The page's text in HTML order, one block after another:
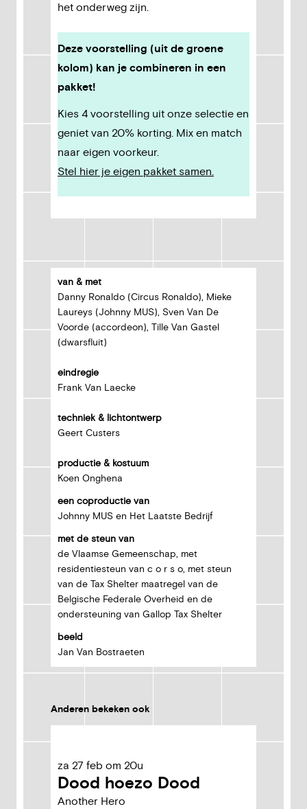
het onderweg zijn.
Deze voorstelling (uit de groene
kolom) kan je combineren in een
pakket!
Kies 4 voorstelling uit onze selectie en
geniet van 20% korting. Mix en match
naar eigen voorkeur.
Stel hier je eigen pakket samen.
van & met
Danny Ronaldo (Circus Ronaldo), Mieke
Laureys (Johnny MUS), Sven Van De
Voorde (accordeon), Tille Van Gastel
(dwarsfluit)
eindregie
Frank Van Laecke
techniek & lichtontwerp
Geert Custers
productie & kostuum
Koen Onghena
een coproductie van
Johnny MUS en Het Laatste Bedrijf
met de steun van
de Vlaamse Gemeenschap, met
residentiesteun van c o r s o, met steun
van de Tax Shelter maatregel van de
Belgische Federale Overheid en de
ondersteuning van Gallop Tax Shelter
beeld
Jan Van Bostraeten
Anderen bekeken ook
za 27 feb om 20u
Dood hoezo Dood
Another Hero